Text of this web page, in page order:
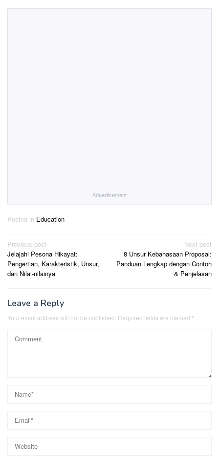
Advertisement
Posted in Education
Post
navigation
Previous post
Jelajahi Pesona Hikayat:
Pengertian, Karakteristik, Unsur,
dan Nilai-nilainya
Next post
8 Unsur Kebahasaan Proposal:
Panduan Lengkap dengan Contoh
& Penjelasan
Leave a Reply
Your email address will not be published. Required fields are marked *